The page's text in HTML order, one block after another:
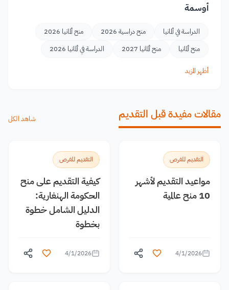
أوسمة
الدراسة في ألمانيا منح دراسية 2026
منح ألمانيا 2026
منح ألمانيا
منح ألمانيا 2027 الدراسة في ألمانيا 2026
أظهر المزيد
مقالات مفيدة قبل التقديم شاهد الكل
التقديم للفرص
مواعيد التقديم لأشهر
10 منح عالمية
4/1/2026
التقديم للفرص
كيفية التقديم على منح
الحكومة الهنغارية:
الدليل الشامل خطوة
بخطوة
4/1/2026